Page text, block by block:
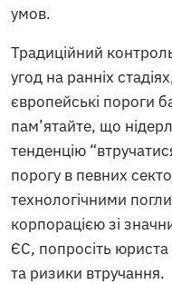
умов.
Традиційний
угод на ранніх
європейські пороги
пам’ятайте, що
тенденцію
порогу в певних
технологічними
корпорацією зі
ЄС, попросіть
та ризики втручання.